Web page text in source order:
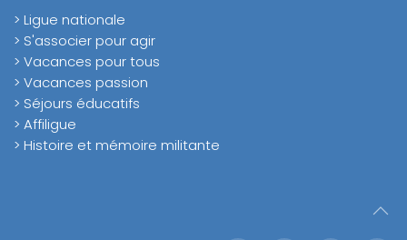
> Ligue nationale
> S'associer pour agir
> Vacances pour tous
> Vacances passion
> Séjours éducatifs
> Affiligue
> Histoire et mémoire militante